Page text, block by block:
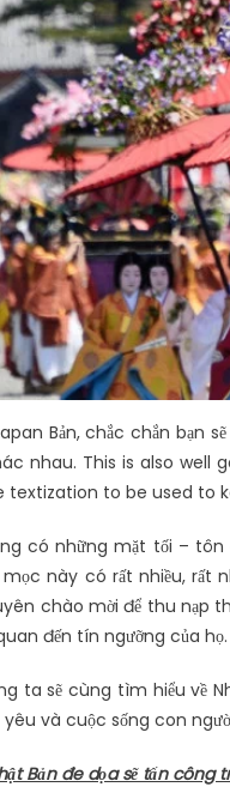
Bản, chắc chắn bạn
nhau. This is also
to be used to
có những mặt tối –
này có rất nhiều, rất
chào mời để thu
đến tín ngưỡng của họ.
ta sẽ cùng tìm hiểu về
và cuộc sống con
Bản đe dọa sẽ tấn công